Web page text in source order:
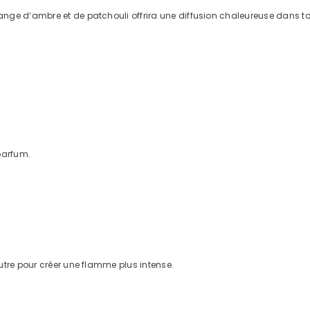
d’ambre et de patchouli offrira une diffusion chaleureuse dans
pour créer une flamme plus intense.